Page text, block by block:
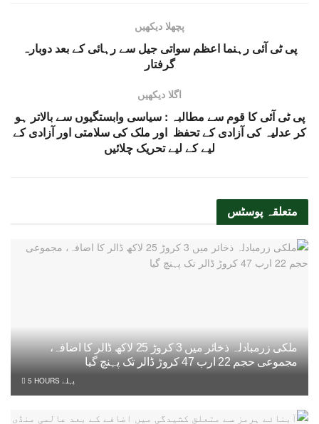
پچھلا دیکھیں
پی ٹی آئی رہنما اعظم سواتی جیل سے رہائی کے بعد دوبارہ
گرفتار
اگلا دیکھیں
پی ٹی آئی کا قوم سے مطالبہ : سیاسی وابستگیوں سے بالاتر ہو
کر عدلیہ کی آزادی کے تحفظ اور ملک کی سلامتی اور آزادی کے
لیے کے لیے تحریک چلائیں
متعلقہ پوسٹس
ملکی زرمبادلہ ذخائر میں 3 کروڑ 25 لاکھ ڈالر کا اضافہ،
مجموعی حجم 22 ارب 47 کروڑ ڈالر تک پہنچ گیا
5 HOURS پہلے